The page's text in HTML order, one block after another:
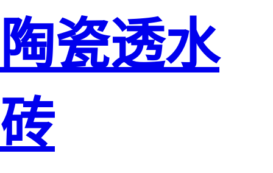
陶瓷透水
砖